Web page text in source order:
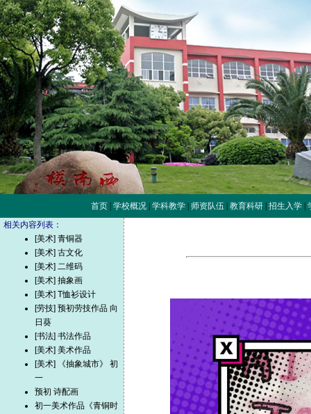
首页| 学校概况| 学科教学| 师资队伍 教育科研| 招生入学|
相关内容列表：
[美术] 青铜器
[美术] 古文化
[美术] 二维码
[美术] 抽象画
[美术] T恤衫设计
[劳技] 预初劳技作品 向
日葵
[书法] 书法作品
[美术] 美术作品
[美术] 《抽象城市》 初
一
预初 诗配画
初一美术作品《青铜时